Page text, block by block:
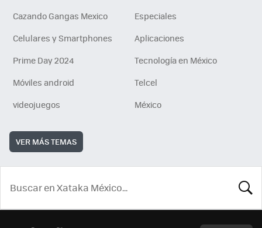
Cazando Gangas Mexico
Especiales
Celulares y Smartphones
Aplicaciones
Prime Day 2024
Tecnología en México
Móviles android
Telcel
videojuegos
México
VER MÁS TEMAS